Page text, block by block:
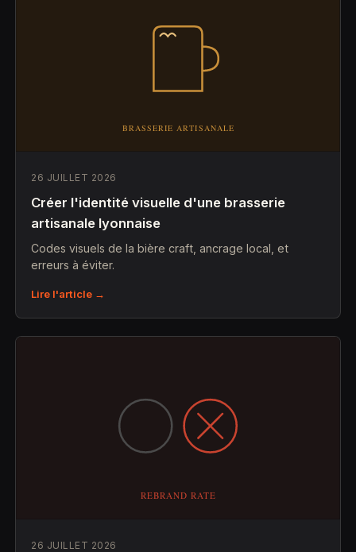
26 JUILLET 2026
Créer l'identité visuelle d'une brasserie
artisanale lyonnaise
Codes visuels de la bière craft, ancrage local, et
erreurs à éviter.
Lire l'article →
26 JUILLET 2026